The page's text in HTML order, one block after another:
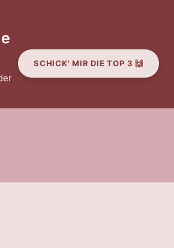
SCHICK' MIR DIE TOP 3 🙌